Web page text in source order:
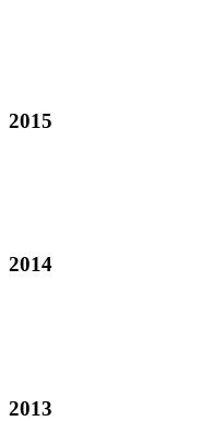
2015
2014
2013